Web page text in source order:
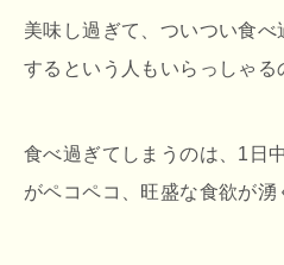
美味し過ぎて、ついつい食
するという人もいらっしゃる
食べ過ぎてしまうのは、1日
がペコペコ、旺盛な食欲が湧